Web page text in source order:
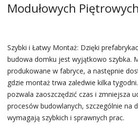
Modułowych Piętrowych
Szybki i Łatwy Montaż: Dzięki
budowa domku jest wyjątkowo szybka.
produkowane w fabryce, a następnie
gdzie montaż trwa zaledwie kilka
pozwala zaoszczędzić czas i zmniejsza
procesów budowlanych, szczególnie na
wymagają szybkich i sprawnych prac.